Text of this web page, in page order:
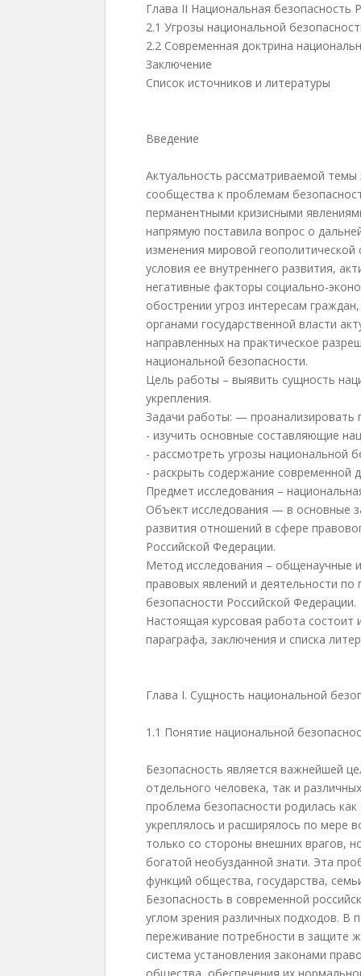
Глава II Национальная безопасность
2.1 Угрозы национальной
2.2 Современная доктрина
Заключение
Список источников и литературы
Введение
Актуальность рассматриваемой
сообщества к проблемам
перманентными кризисными
напрямую поставила вопрос о
изменения мировой
условия ее внутреннего развития,
негативные факторы социально-
обострении угроз интересам
органами государственной власти
направленных на практическое
национальной безопасности.
Цель работы – выявить сущность
укрепления.
Задачи работы: — проанализировать
- изучить основные составляющие
- рассмотреть угрозы национальной
- раскрыть содержание современной
Предмет исследования –
Объект исследования — в основные
развития отношений в сфере
Российской Федерации.
Метод исследования – общенаучные
правовых явлений и деятельности
безопасности Российской Федерации.
Настоящая курсовая работа
параграфа, заключения и списка
Глава I. Сущность национальной
1.1 Понятие национальной
Безопасность является важнейшей
отдельного человека, так и
проблема безопасности родилась
укреплялось и расширялось по мере
только со стороны внешних врагов,
богатой необузданной знати. Эта
функций общества, государства,
Безопасность в современной
углом зрения различных подходов. В
переживание потребности в защите
система установления законами